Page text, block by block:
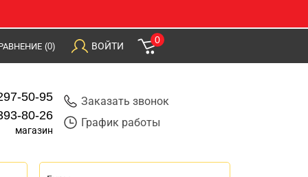
(0) ВОЙТИ
0
50-95
80-26
магазин
Заказать звонок
График работы